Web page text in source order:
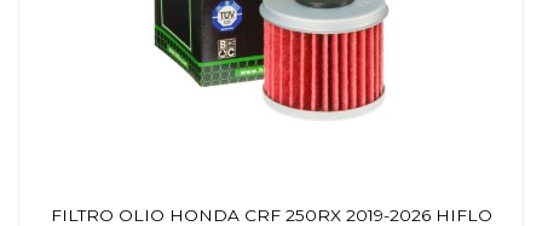
FILTRO OLIO HONDA CRF 250RX 2019-2026 HIFLO